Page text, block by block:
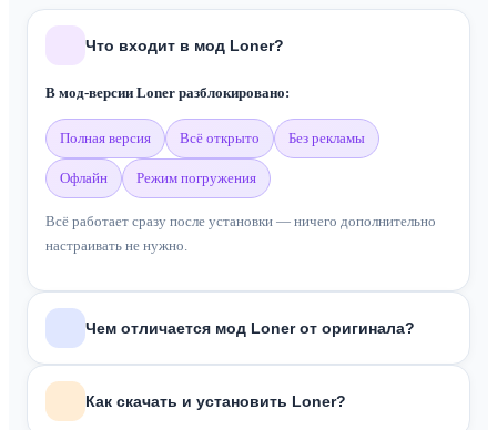
Что входит в мод Loner?
В мод-версии Loner разблокировано:
полная версия всё открыто без рекламы
офлайн режим погружения
Всё работает сразу после установки — ничего дополнительно
настраивать не нужно.
Чем отличается мод Loner от оригинала?
В отличие от оригинальной версии из Google Play, мод
включает:
Как скачать и установить Loner?